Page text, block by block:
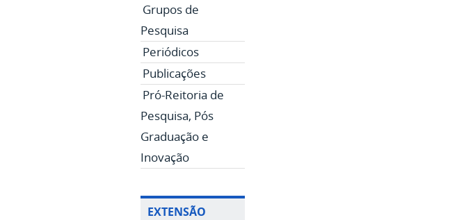
Grupos de
Pesquisa
Periódicos
Publicações
Pró-Reitoria de
Pesquisa, Pós
Graduação e
Inovação
EXTENSÃO